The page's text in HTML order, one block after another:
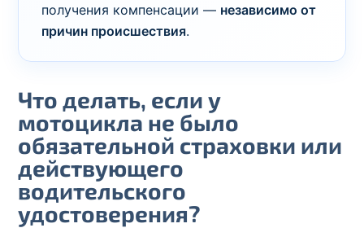
получения компенсации — независимо от
причин происшествия.
Что делать, если у
мотоцикла не было
обязательной страховки или
действующего
водительского
удостоверения?